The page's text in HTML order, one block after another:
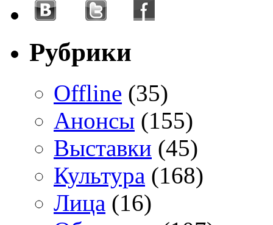
Рубрики
Offline (35)
Анонсы (155)
Выставки (45)
Культура (168)
Лица (16)